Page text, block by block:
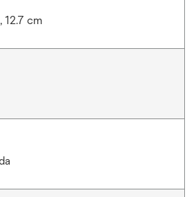
12.7 cm